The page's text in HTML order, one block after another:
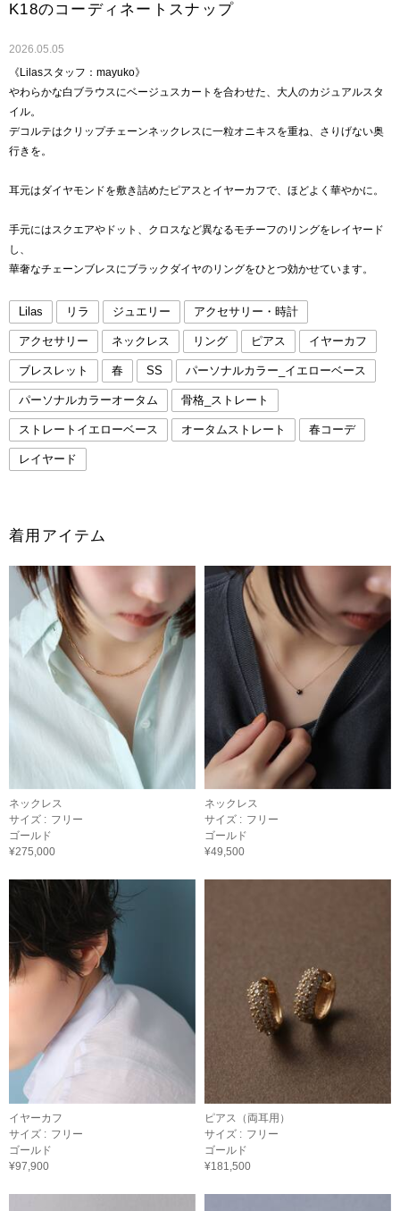
K18のコーディネートスナップ
2026.05.05
《Lilasスタッフ：mayuko》
やわらかな白ブラウスにベージュスカートを合わせた、大人のカジュアルスタ
イル。
デコルテはクリップチェーンネックレスに一粒オニキスを重ね、さりげない奥
行きを。
耳元はダイヤモンドを敷き詰めたピアスとイヤーカフで、ほどよく華やかに。
手元にはスクエアやドット、クロスなど異なるモチーフのリングをレイヤード
し、
華奢なチェーンブレスにブラックダイヤのリングをひとつ効かせています。
Lilas リラ ジュエリー アクセサリー・時計
アクセサリー ネックレス リング ピアス イヤーカフ
ブレスレット 春 SS パーソナルカラー_イエローベース
パーソナルカラーオータム 骨格_ストレート
ストレートイエローベース オータムストレート 春コーデ
レイヤード
着用アイテム
ネックレス
サイズ : フリー
ゴールド
¥275,000
ネックレス
サイズ : フリー
ゴールド
¥49,500
イヤーカフ
サイズ : フリー
ゴールド
¥97,900
ピアス（両耳用）
サイズ : フリー
ゴールド
¥181,500